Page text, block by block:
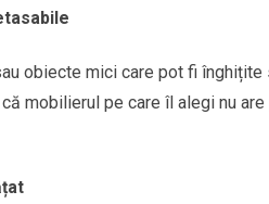
obiecte mici care pot fi
mobilierul pe care îl alegi nu